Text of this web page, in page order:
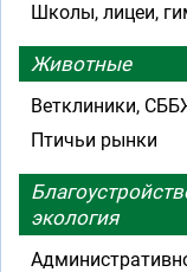
Школы, лицеи,
Животные
Ветклиники,
Птичьи рынки
экология